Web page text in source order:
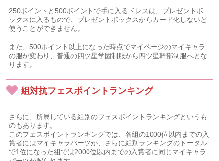
250ポイントと500ポイントで手に入るドレスは、プレゼントボ
ックスに入るもので、プレゼントボックスからカード化しないと
使うことができません。
また、500ポイント以上になった時点でマイページのマイキャラ
の服が変わり、普通の四ツ星学園制服から四ツ星幹部制服へとな
ります。
組対抗フェスポイントランキング
さらに、所属している組別のフェスポイントランキングというも
のもあります。
このフェスポイントランキングでは、各組の1000位以内までの入
賞者にはマイキャラパーツが、さらに組別ランキングのトータル
で1位になった組では2000位以内までの入賞者に同じマイキャラ